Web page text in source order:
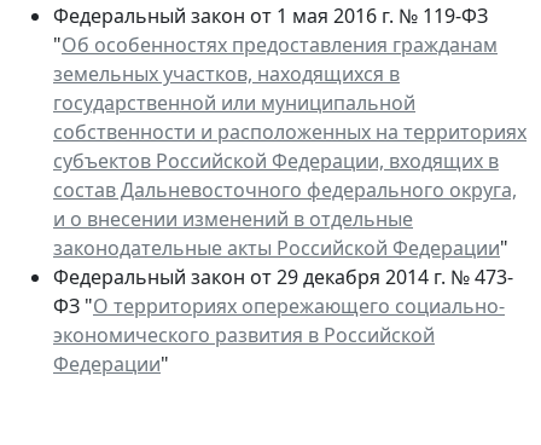
Федеральный закон от 1 мая 2016 г. № 119-ФЗ
"Об особенностях предоставления гражданам
земельных участков, находящихся в
государственной или муниципальной
собственности и расположенных на территориях
субъектов Российской Федерации, входящих в
состав Дальневосточного федерального округа,
и о внесении изменений в отдельные
законодательные акты Российской Федерации"
Федеральный закон от 29 декабря 2014 г. № 473-
ФЗ "О территориях опережающего социально-
экономического развития в Российской
Федерации"